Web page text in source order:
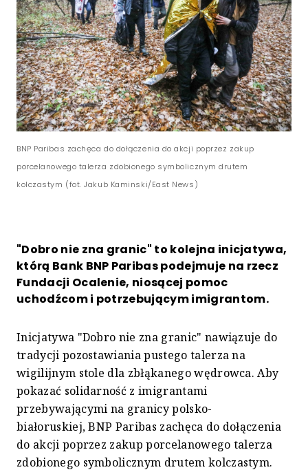
BNP Paribas zachęca do dołączenia do akcji poprzez zakup
porcelanowego talerza zdobionego symbolicznym drutem
kolczastym (fot. Jakub Kaminski/East News)
"Dobro nie zna granic" to kolejna inicjatywa,
którą Bank BNP Paribas podejmuje na rzecz
Fundacji Ocalenie, niosącej pomoc
uchodźcom i potrzebującym imigrantom.
Inicjatywa "Dobro nie zna granic" nawiązuje do
tradycji pozostawiania pustego talerza na
wigilijnym stole dla zbłąkanego wędrowca. Aby
pokazać solidarność z imigrantami
przebywającymi na granicy polsko-
białoruskiej, BNP Paribas zachęca do dołączenia
do akcji poprzez zakup porcelanowego talerza
zdobionego symbolicznym drutem kolczastym.